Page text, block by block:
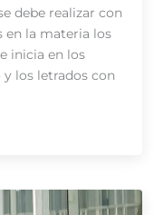
debe realizar con
en la materia los
inicia en los
los letrados con